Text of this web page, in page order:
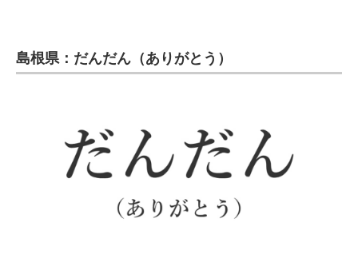
島根県：だんだん（ありがとう）